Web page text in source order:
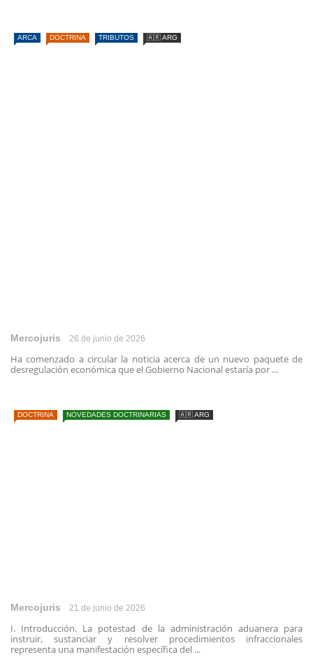
ARCA DOCTRINA TRIBUTOS 🇦🇷 ARG
Mercojuris 26 de junio de 2026
Ha comenzado a circular la noticia acerca de un nuevo paquete de
desregulación económica que el Gobierno Nacional estaría por ...
DOCTRINA NOVEDADES DOCTRINARIAS 🇦🇷 ARG
Mercojuris 21 de junio de 2026
I. Introducción. La potestad de la administración aduanera para
instruir, sustanciar y resolver procedimientos infraccionales
representa una manifestación específica del ...